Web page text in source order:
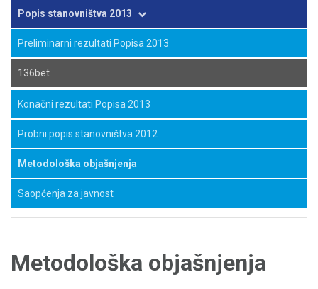
Popis stanovništva 2013
Preliminarni rezultati Popisa 2013
136bet
Konačni rezultati Popisa 2013
Probni popis stanovništva 2012
Metodološka objašnjenja
Saopćenja za javnost
Metodološka objašnjenja